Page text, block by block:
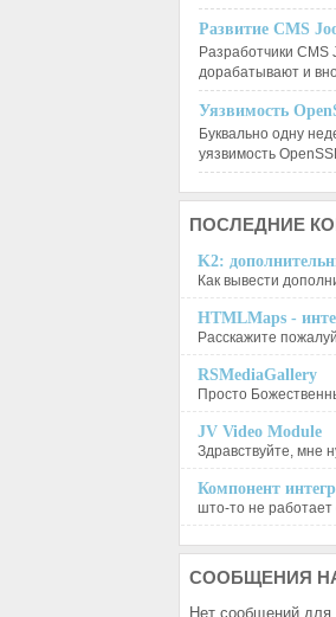
Развитие CMS
Разработчики
дорабатывают и
Уязвимость
Буквально одну
уязвимость
ПОСЛЕДНИЕ
K2:
Как вывести
HTMLMaps -
Расскажите
RSMediaGallery
Просто
JV Video Module
Здравствуйте, мне
Компонент
што-то не
СООБЩЕНИЯ
Нет сообщений для